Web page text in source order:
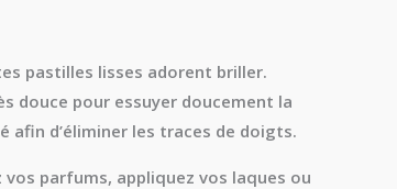
pastilles lisses adorent briller.
douce pour essuyer doucement la
afin d’éliminer les traces de doigts.
vos parfums, appliquez vos laques ou